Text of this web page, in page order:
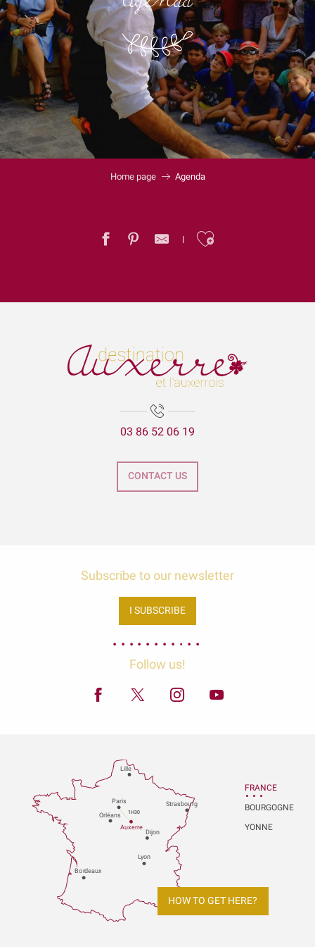
Home page Agenda
Ajouter
Escape Game 1955
La Cathédrale Saint-Etienne et sa crypte
Expositions Chapelle d'Avigneau - Escamps
ÉNIGME EN FAMILLE | DÉCOUVREZ AUXERRE !
Exposition Raymond RIOTTE
Exposition Sculptures au jardin
03 86 52 06 19
CONTACT US
Subscribe to our newsletter
I SUBSCRIBE
Follow us!
Paris
Dijon
Orléans
Bordeaux
Lyon
Auxerre
Strasbourg
Lille
1H30
FRANCE
BOURGOGNE
YONNE
HOW TO GET HERE?